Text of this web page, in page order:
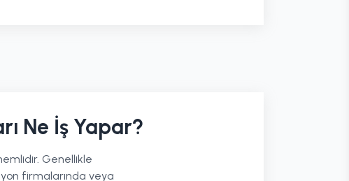
Ne İş Yapar?
Genellikle
firmalarında veya